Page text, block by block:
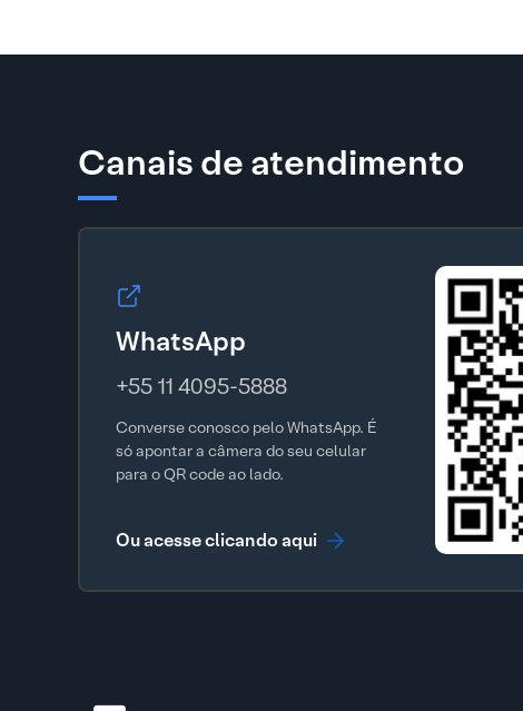
Canais de atendimento
WhatsApp
+55 11 4095-5888
Converse conosco pelo WhatsApp. É
só apontar a câmera do seu celular
para o QR code ao lado.
Ou acesse clicando aqui